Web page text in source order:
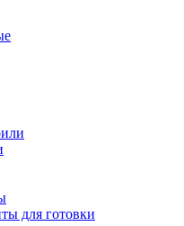
для готовки